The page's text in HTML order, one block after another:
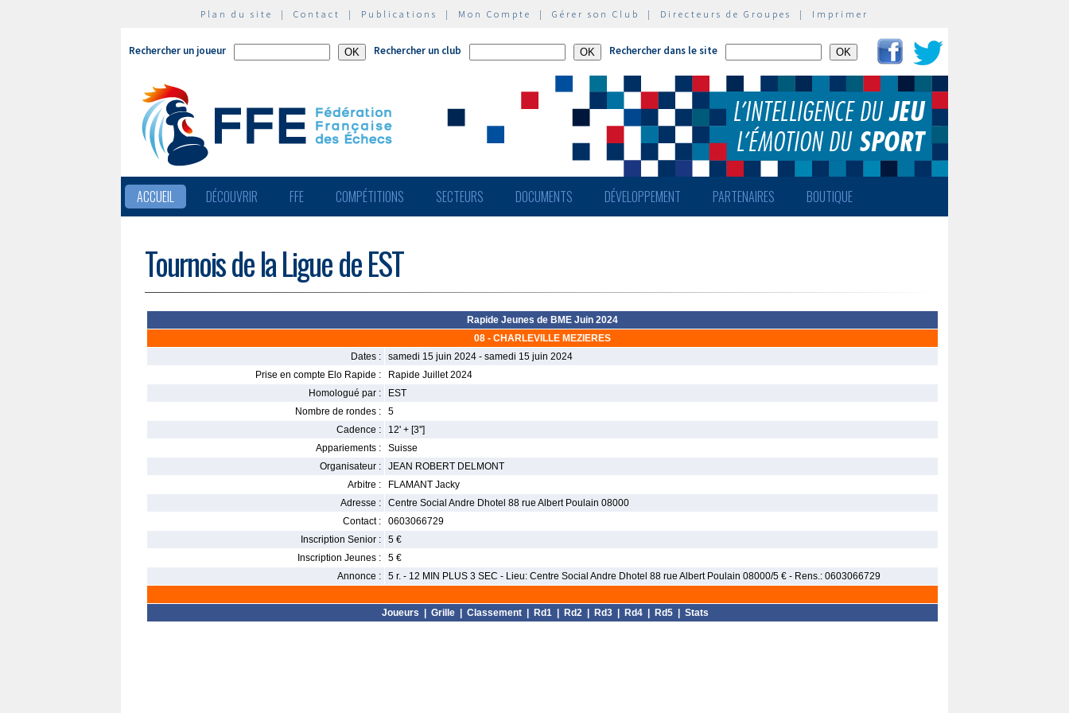
Plan du site | Contact | Publications | Mon Compte | Gérer son Club | Directeurs de Groupes | Imprimer
Rechercher un joueur Rechercher un club Rechercher dans le site
ACCUEIL DÉCOUVRIR FFE COMPÉTITIONS SECTEURS DOCUMENTS DÉVELOPPEMENT PARTENAIRES BOUTIQUE
Tournois de la Ligue de EST
Rapide Jeunes de BME Juin 2024
08 - CHARLEVILLE MEZIERES
Dates :
samedi 15 juin 2024 - samedi 15 juin 2024
Prise en compte Elo Rapide :
Rapide Juillet 2024
Homologué par :
EST
Nombre de rondes :
5
Cadence :
12' + [3'']
Appariements :
Suisse
Organisateur :
JEAN ROBERT DELMONT
Arbitre :
FLAMANT Jacky
Adresse :
Centre Social Andre Dhotel 88 rue Albert Poulain 08000
Contact :
0603066729
Inscription Senior :
5 €
Inscription Jeunes :
5 €
Annonce :
5 r. - 12 MIN PLUS 3 SEC - Lieu: Centre Social Andre Dhotel 88 rue Albert Poulain 08000/5 € - Rens.: 0603066729
Joueurs Grille| Classement| Rd1| Rd2| Rd3| Rd4| Rd5| Stats